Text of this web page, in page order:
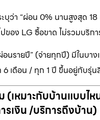
บุว่า “ผ่อน 0% นานสูงสุด 18
ของ LG ซื้อขาด ไม่รวมบริก
อนรายปี” (จ่ายทุกปี) มีในบาง
6 เดือน / ทุก 1 ปี ขึ้นอยู่กับรุ่น
(เหมาะกับบ้านแบบไ
รเงิน /บริการถึงบ้าน)